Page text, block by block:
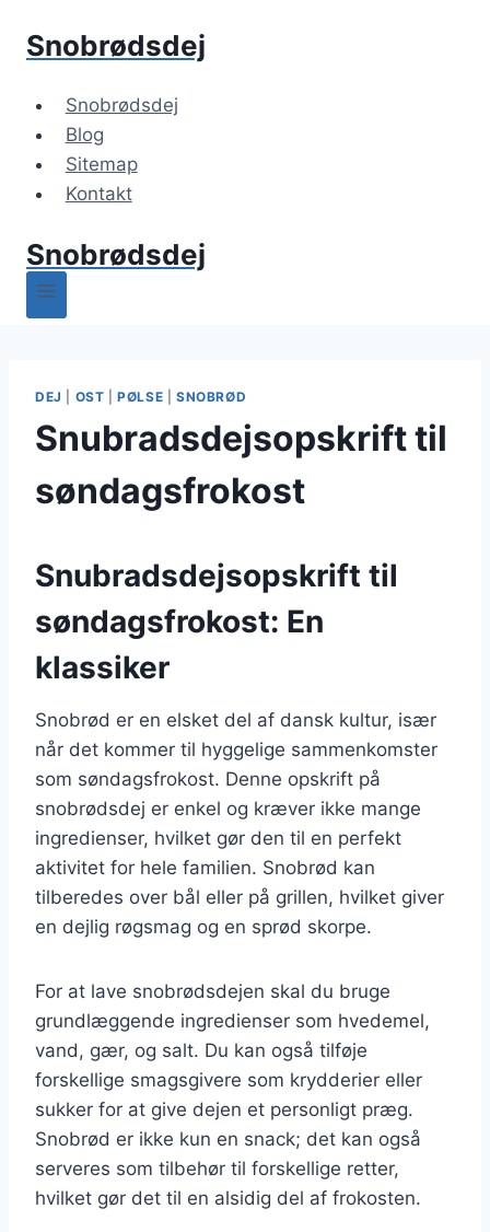
Snobrødsdej
Snobrødsdej
Blog
Sitemap
Kontakt
Snobrødsdej
DEJ OST |PØLSE SNOBRØD
Snubradsdejsopskrift til
søndagsfrokost
Snubradsdejsopskrift til
søndagsfrokost: En
klassiker
Snobrød er en elsket del af dansk kultur, især
når det kommer til hyggelige sammenkomster
som søndagsfrokost. Denne opskrift på
snobrødsdej er enkel og kræver ikke mange
ingredienser, hvilket gør den til en perfekt
aktivitet for hele familien. Snobrød kan
tilberedes over bål eller på grillen, hvilket giver
en dejlig røgsmag og en sprød skorpe.
For at lave snobrødsdejen skal du bruge
grundlæggende ingredienser som hvedemel,
vand, gær, og salt. Du kan også tilføje
forskellige smagsgivere som krydderier eller
sukker for at give dejen et personligt præg.
Snobrød er ikke kun en snack; det kan også
serveres som tilbehør til forskellige retter,
hvilket gør det til en alsidig del af frokosten.